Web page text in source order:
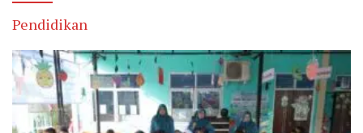
Pendidikan